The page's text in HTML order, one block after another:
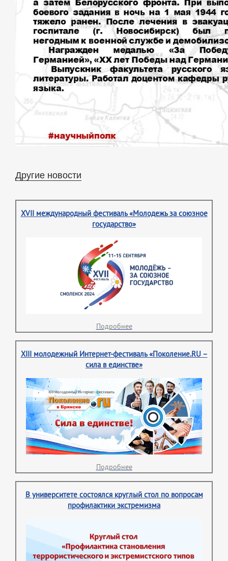
Другие новости
XVII международный фестиваль «Молодежь за союзное
государство»
Подробнее
XIII молодежный Интернет-фестиваль «Поколение.RU –
сила в единстве»
Подробнее
В университете состоялся круглый стол по вопросам
профилактики экстремизма